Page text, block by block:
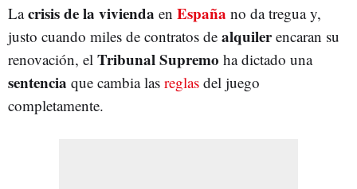
Lacrisis de la vivienda en España no da tregua y,
justo cuando miles de contratos de alquilerencaran su
renovación, el Tribunal Supremo ha dictado una
sentencia que cambia las reglas del juego
completamente.